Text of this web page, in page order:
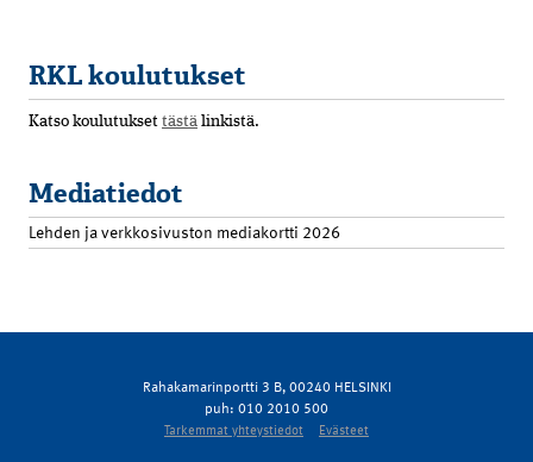
RKL koulutukset
Katso koulutukset tästä linkistä.
Mediatiedot
Lehden ja verkkosivuston mediakortti 2026
Rahakamarinportti 3 B, 00240 HELSINKI
puh: 010 2010 500
Tarkemmat yhteystiedot Evästeet